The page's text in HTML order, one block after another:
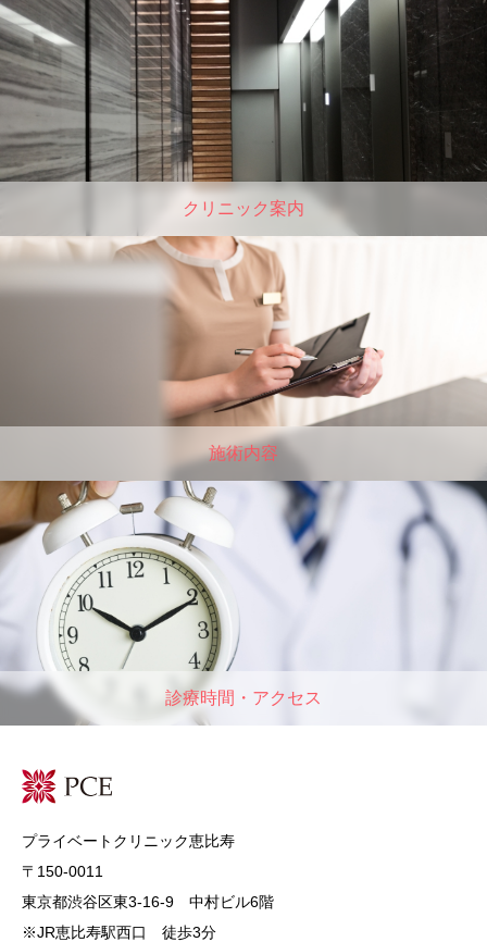
クリニック案内
施術内容
診療時間・アクセス
プライベートクリニック恵比寿
〒150-0011
東京都渋谷区東3-16-9 中村ビル6階
※JR恵比寿駅西口 徒歩3分